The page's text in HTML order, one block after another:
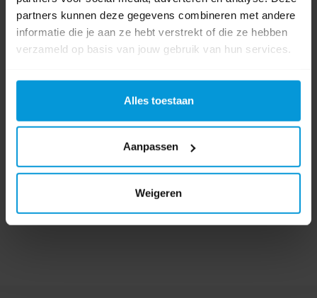
partners kunnen deze gegevens combineren met andere
informatie die je aan ze hebt verstrekt of die ze hebben
verzameld op basis van jouw gebruik van hun services.
Alles toestaan
Aanpassen
Weigeren
Product labels
hygiene (61), hi-flex (9), ophangsysteem (9) , 10113 (1)
0 beoordeling(en)
Schrijf als eerste voor dit product een beoordeling